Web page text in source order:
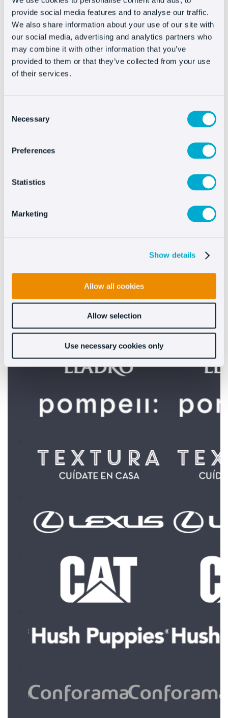
provide social media features and to analyse our traffic.
We also share information about your use of our site with
our social media, advertising and analytics partners who
may combine it with other information that you’ve
provided to them or that they’ve collected from your use
of their services.
Selection
Necessary
Preferences
Statistics
Marketing
Show details
Allow all cookies
Allow selection
Use necessary cookies only
Empresas de todos los tamaños confían en
Oct8ne para aumentar sus ventas